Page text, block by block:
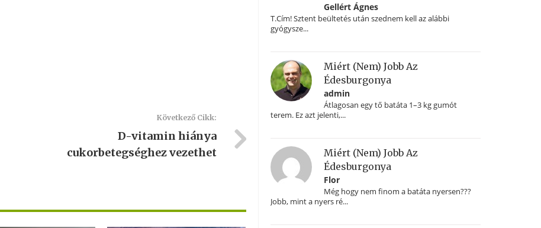
Következő Cikk:
D-vitamin hiánya
cukorbetegséghez vezethet
Gellért Ágnes
T.Cím! Sztent beültetés után szednem kell az alábbi
gyógysze...
Miért (nem) Jobb Az
Édesburgonya
admin
Átlagosan egy tő batáta 1–3 kg gumót
terem. Ez azt jelenti,...
Miért (nem) Jobb Az
Édesburgonya
Flor
Még hogy nem finom a batáta nyersen???
Jobb, mint a nyers ré...